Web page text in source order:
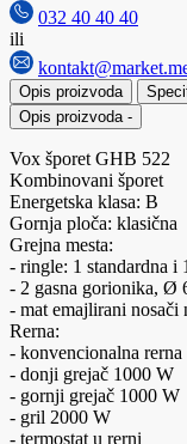
032 40 40 40
ili
Opis proizvoda
Opis proizvoda -
Vox šporet GHB 522
Kombinovani šporet
Energetska klasa: B
Gornja ploča: klasična
Grejna mesta:
- ringle: 1 standardna
- 2 gasna gorionika, Ø
- mat emajlirani
Rerna:
- konvencionalna rerna
- donji grejač 1000 W
- gornji grejač 1000 W
- gril 2000 W
- termostat u rerni